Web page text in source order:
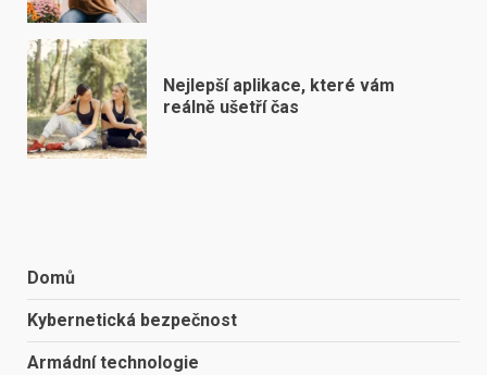
Nejlepší aplikace, které vám
reálně ušetří čas
Domů
Kybernetická bezpečnost
Armádní technologie